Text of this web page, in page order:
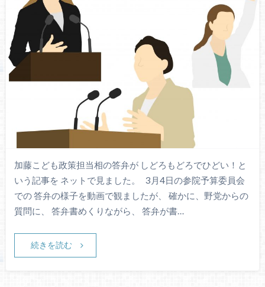
加藤こども政策担当相の答弁が しどろもどろでひどい！と
いう記事を ネットで見ました。 3月4日の参院予算委員会
での 答弁の様子を動画で観ましたが、 確かに、野党からの
質問に、 答弁書めくりながら、 答弁が書…
続きを読む